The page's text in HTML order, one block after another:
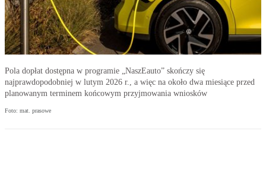
Pola dopłat dostępna w programie „NaszEauto” skończy się
najprawdopodobniej w lutym 2026 r., a więc na około dwa miesiące przed
planowanym terminem końcowym przyjmowania wniosków
Foto: mat. prasowe